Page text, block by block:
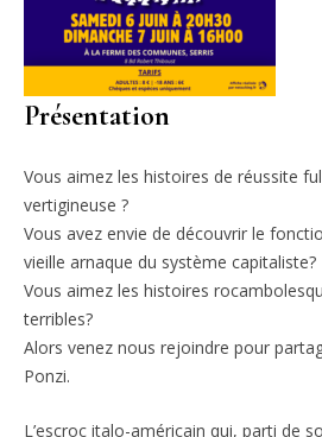
Présentation
Vous aimez les histoires de réussite
vertigineuse ?
Vous avez envie de découvrir le
vieille arnaque du système capitaliste?
Vous aimez les histoires
terribles?
Alors venez nous rejoindre pour
Ponzi.
L’escroc italo-américain qui, parti de